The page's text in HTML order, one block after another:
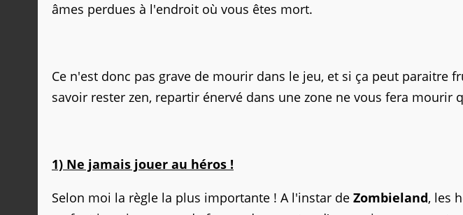
âmes perdues à l'endroit où vous êtes mort.
Ce n'est donc pas grave de mourir dans le jeu, et si ça peut paraitre
savoir rester zen, repartir énervé dans une zone ne vous fera mourir
1) Ne jamais jouer au héros !
Selon moi la règle la plus importante ! A l'instar de Zombieland, les